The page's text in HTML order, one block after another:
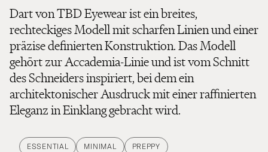
Dart von TBD Eyewear ist ein breites,
rechteckiges Modell mit scharfen Linien und einer
präzise definierten Konstruktion. Das Modell
gehört zur Accademia-Linie und ist vom Schnitt
des Schneiders inspiriert, bei dem ein
architektonischer Ausdruck mit einer raffinierten
Eleganz in Einklang gebracht wird.
ESSENTIAL MINIMAL PREPPY